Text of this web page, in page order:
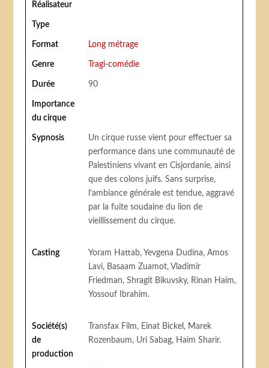
Réalisateur
Type
Format Long métrage
Genre Tragi-comédie
Durée 90
Importance
du cirque
Sypnosis
Un cirque russe vient pour effectuer sa
performance dans une communauté de
Palestiniens vivant en Cisjordanie, ainsi
que des colons juifs. Sans surprise,
l’ambiance générale est tendue, aggravé
par la fuite soudaine du lion de
vieillissement du cirque.
Casting
Yoram Hattab, Yevgena Dudina, Amos
Lavi, Basaam Zuamot, Vladimir
Friedman, Shragit Bikuvsky, Rinan Haim,
Yossouf Ibrahim.
Société(s)
de
production
Transfax Film, Einat Bickel, Marek
Rozenbaum, Uri Sabag, Haim Sharir.